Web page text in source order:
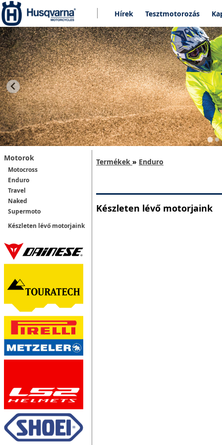
Hírek Tesztmotorozás
Motorok
Motocross
Enduro
Travel
Naked
Supermoto
Készleten lévő motorjaink
Termékek » Enduro
Készleten lévő motorjaink